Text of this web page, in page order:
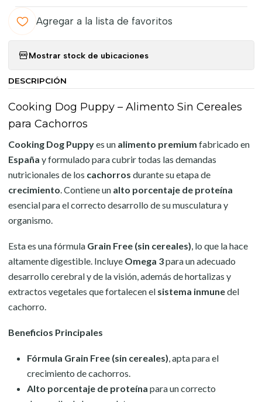
Agregar a la lista de favoritos
Mostrar stock de ubicaciones
DESCRIPCIÓN
Cooking Dog Puppy – Alimento Sin Cereales
para Cachorros
Cooking Dog Puppyes un alimento premium fabricado en
España y formulado para cubrir todas las demandas
nutricionales de los cachorros durante su etapa de
crecimiento. Contiene un alto porcentaje de proteína
esencial para el correcto desarrollo de su musculatura y
organismo.
Esta es una fórmula Grain Free (sin cereales), lo que la hace
altamente digestible. Incluye Omega 3para un adecuado
desarrollo cerebral y de la visión, además de hortalizas y
extractos vegetales que fortalecen el sistema inmunedel
cachorro.
Beneficios Principales
Fórmula Grain Free (sin cereales), apta para el
crecimiento de cachorros.
Alto porcentaje de proteína para un correcto